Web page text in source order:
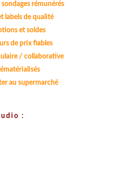
rémunérés
labels de qualité
et soldes
de prix fiables
/ collaborative
au supermarché
: